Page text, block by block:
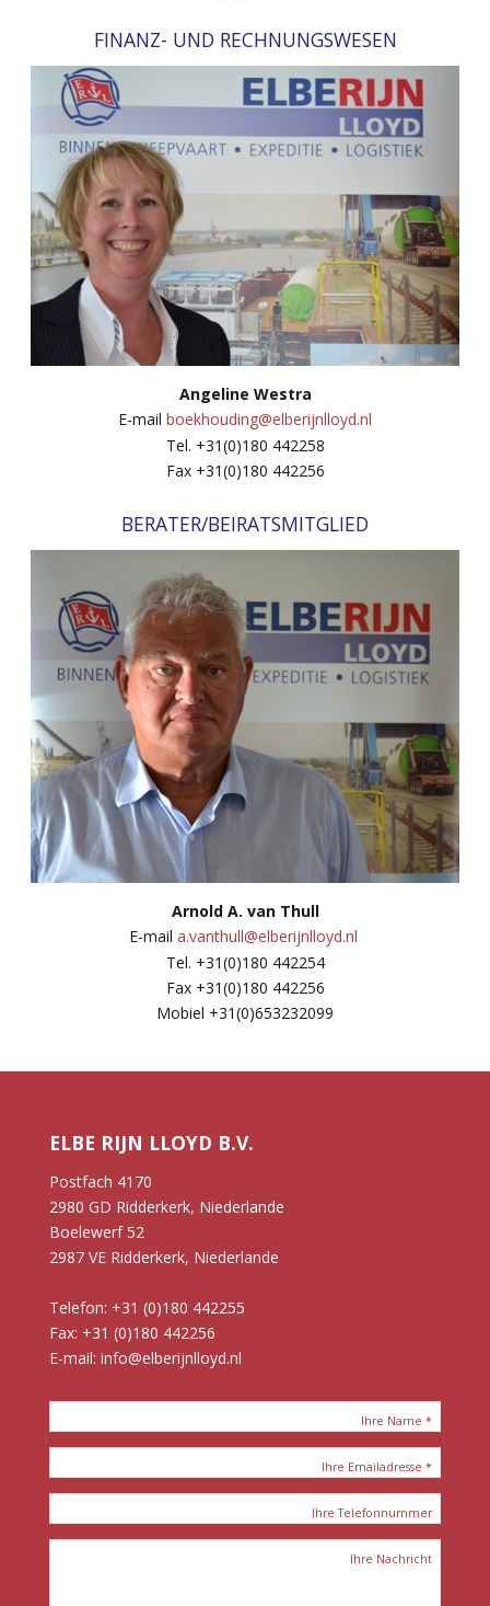
FINANZ- UND RECHNUNGSWESEN
Angeline Westra
E-mail boekhouding@elberijnlloyd.nl
Tel. +31(0)180 442258
Fax +31(0)180 442256
BERATER/BEIRATSMITGLIED
Arnold A. van Thull
E-mail a.vanthull@elberijnlloyd.nl
Tel. +31(0)180 442254
Fax +31(0)180 442256
Mobiel +31(0)653232099
ELBE RIJN LLOYD B.V.
Postfach 4170
2980 GD Ridderkerk, Niederlande
Boelewerf 52
2987 VE Ridderkerk, Niederlande
Telefon: +31 (0)180 442255
Fax: +31 (0)180 442256
E-mail: info@elberijnlloyd.nl
Ihre Name*
Ihre Emailadresse*
Ihre Telefonnummer
Ihre Nachricht